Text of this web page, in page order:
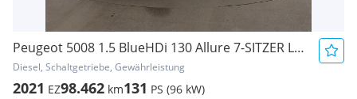
Peugeot 5008 1.5 BlueHDi 130 Allure 7-SITZER LED LEDER
Diesel, Schaltgetriebe, Gewährleistung
2021 EZ98.462 km131 PS (96 kW)